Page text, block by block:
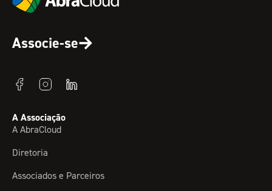
Associe-se
A Associação
A AbraCloud
Diretoria
Associados e Parceiros